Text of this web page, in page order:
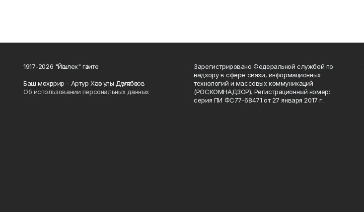
1917-2026 "Йәшлек" гәзите
Баш мөхәррир - Артур Хәсән улы Дәүләтбәков
Об использовании персональных данных
Зарегистрировано Федеральной службой по
надзору в сфере связи, информационных
технологий и массовых коммуникаций
(РОСКОМНАДЗОР). Регистрационный номер:
серия ПИ ФС77-68471 от 27 января 2017 г.